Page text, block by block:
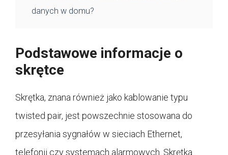
danych w domu?
Podstawowe informacje o
skrętce
Skrętka, znana również jako kablowanie typu
twisted pair, jest powszechnie stosowana do
przesyłania sygnałów w sieciach Ethernet,
telefonii czy systemach alarmowych. Skrętka